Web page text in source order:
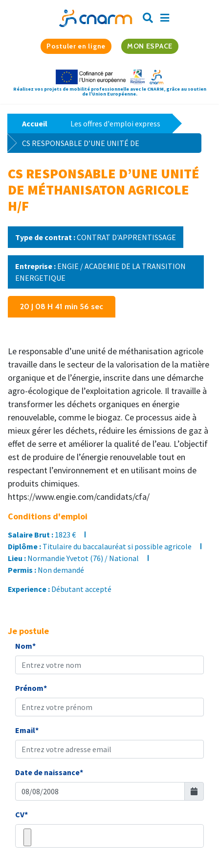
Postuler en ligne MON ESPACE
Réalisez vos projets de mobilité professionnelle avec le CNARM, grâce au soutien
de l'Union Européenne.
Accueil
Les offres d'emploi express
CS RESPONSABLE D’UNE UNITÉ DE
MÉTHANISATON AGRICOLE H/F
CS RESPONSABLE D’UNE UNITÉ
DE MÉTHANISATON AGRICOLE
H/F
Type de contrat :CONTRAT D'APPRENTISSAGE
Entreprise : ENGIE / ACADEMIE DE LA TRANSITION
ENERGETIQUE
20 J 08 H 41 min 56 sec
Le responsable d’une unité de méthanisation agricole
travaille dans le secteur de la valorisation de la matière
organique et de l’énergie, inscrite dans une démarche
agro-écologique de l’exploitation agricole. Il travaille à
transformer les déchets organiques en énergie
renouvelable, comme le biogaz. Ce processus aide à
mieux gérer les déchets, réduire les émissions de gaz à
effet de serre et améliorer la qualité de l’eau. L’objectif
est de produire de l’énergie renouvelable tout en
respectant l’environnement et en utilisant moins de
produits chimiques.
https://www.engie.com/candidats/cfa/
Conditions d'emploi
Salaire Brut : 1823 €
Diplôme : Titulaire du baccalauréat si possible agricole
Lieu : Normandie Yvetot (76) / National
Permis : Non demandé
Experience : Débutant accepté
Je postule
Nom*
Prénom*
Email*
Date de naissance*
CV*